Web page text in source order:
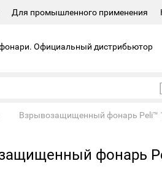
Для промышленного применения
Официальный дистрибьютор
Взрывозащищенный фонарь Peli™
фонарь